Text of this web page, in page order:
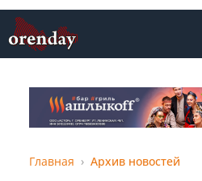
Главная Архив новостей